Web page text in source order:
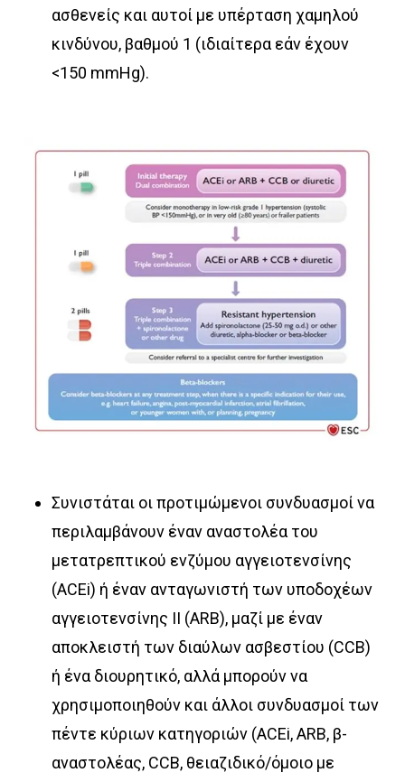
ασθενείς και αυτοί με υπέρταση χαμηλού
κινδύνου, βαθμού 1 (ιδιαίτερα εάν έχουν
<150 mmHg).
Συνιστάται οι προτιμώμενοι συνδυασμοί να
περιλαμβάνουν έναν αναστολέα του
μετατρεπτικού ενζύμου αγγειοτενσίνης
(ACEi) ή έναν ανταγωνιστή των υποδοχέων
αγγειοτενσίνης ΙΙ (ARB), μαζί με έναν
αποκλειστή των διαύλων ασβεστίου (CCB)
ή ένα διουρητικό, αλλά μπορούν να
χρησιμοποιηθούν και άλλοι συνδυασμοί των
πέντε κύριων κατηγοριών (ACEi, ARB, β-
αναστολέας, CCB, θειαζιδικό/όμοιο με